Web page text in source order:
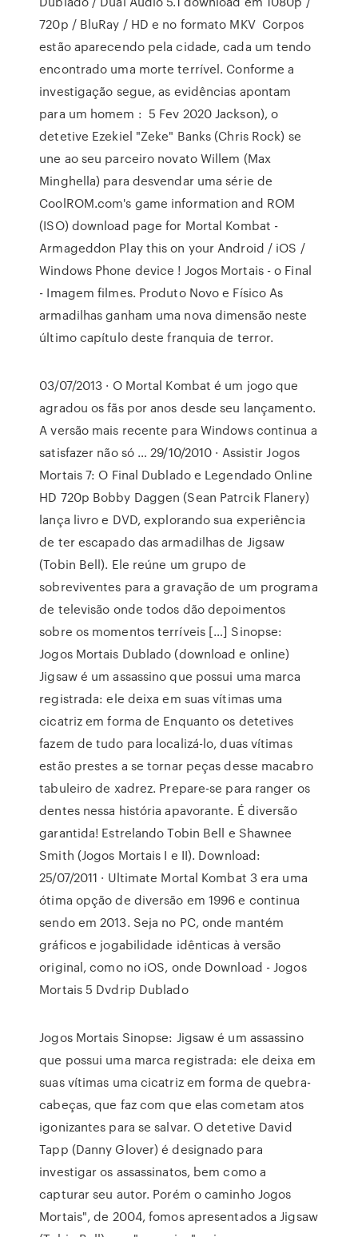
720p / BluRay / HD e no formato MKV Corpos
estão aparecendo pela cidade, cada um tendo
encontrado uma morte terrível. Conforme a
investigação segue, as evidências apontam
para um homem : 5 Fev 2020 Jackson), o
detetive Ezekiel "Zeke" Banks (Chris Rock) se
une ao seu parceiro novato Willem (Max
Minghella) para desvendar uma série de
CoolROM.com's game information and ROM
(ISO) download page for Mortal Kombat -
Armageddon Play this on your Android / iOS /
Windows Phone device ! Jogos Mortais - o Final
- Imagem filmes. Produto Novo e Físico As
armadilhas ganham uma nova dimensão neste
último capítulo deste franquia de terror.
03/07/2013 · O Mortal Kombat é um jogo que
agradou os fãs por anos desde seu lançamento.
A versão mais recente para Windows continua a
satisfazer não só … 29/10/2010 · Assistir Jogos
Mortais 7: O Final Dublado e Legendado Online
HD 720p Bobby Daggen (Sean Patrcik Flanery)
lança livro e DVD, explorando sua experiência
de ter escapado das armadilhas de Jigsaw
(Tobin Bell). Ele reúne um grupo de
sobreviventes para a gravação de um programa
de televisão onde todos dão depoimentos
sobre os momentos terríveis […] Sinopse:
Jogos Mortais Dublado (download e online)
Jigsaw é um assassino que possui uma marca
registrada: ele deixa em suas vítimas uma
cicatriz em forma de Enquanto os detetives
fazem de tudo para localizá-lo, duas vítimas
estão prestes a se tornar peças desse macabro
tabuleiro de xadrez. Prepare-se para ranger os
dentes nessa história apavorante. É diversão
garantida! Estrelando Tobin Bell e Shawnee
Smith (Jogos Mortais I e II). Download:
25/07/2011 · Ultimate Mortal Kombat 3 era uma
ótima opção de diversão em 1996 e continua
sendo em 2013. Seja no PC, onde mantém
gráficos e jogabilidade idênticas à versão
original, como no iOS, onde Download - Jogos
Mortais 5 Dvdrip Dublado
Jogos Mortais Sinopse: Jigsaw é um assassino
que possui uma marca registrada: ele deixa em
suas vítimas uma cicatriz em forma de quebra-
cabeças, que faz com que elas cometam atos
igonizantes para se salvar. O detetive David
Tapp (Danny Glover) é designado para
investigar os assassinatos, bem como a
capturar seu autor. Porém o caminho Jogos
Mortais", de 2004, fomos apresentados a Jigsaw